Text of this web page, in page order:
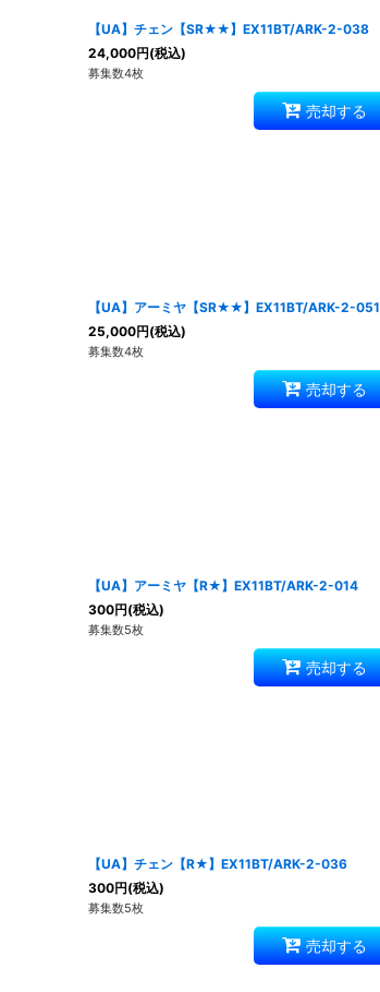
【UA】チェン【SR★★】EX11BT/ARK-2-038
24,000円(税込)
募集数4枚
売却する
【UA】アーミヤ【SR★★】EX11BT/ARK-2-051
25,000円(税込)
募集数4枚
売却する
【UA】アーミヤ【R★】EX11BT/ARK-2-014
300円(税込)
募集数5枚
売却する
【UA】チェン【R★】EX11BT/ARK-2-036
300円(税込)
募集数5枚
売却する